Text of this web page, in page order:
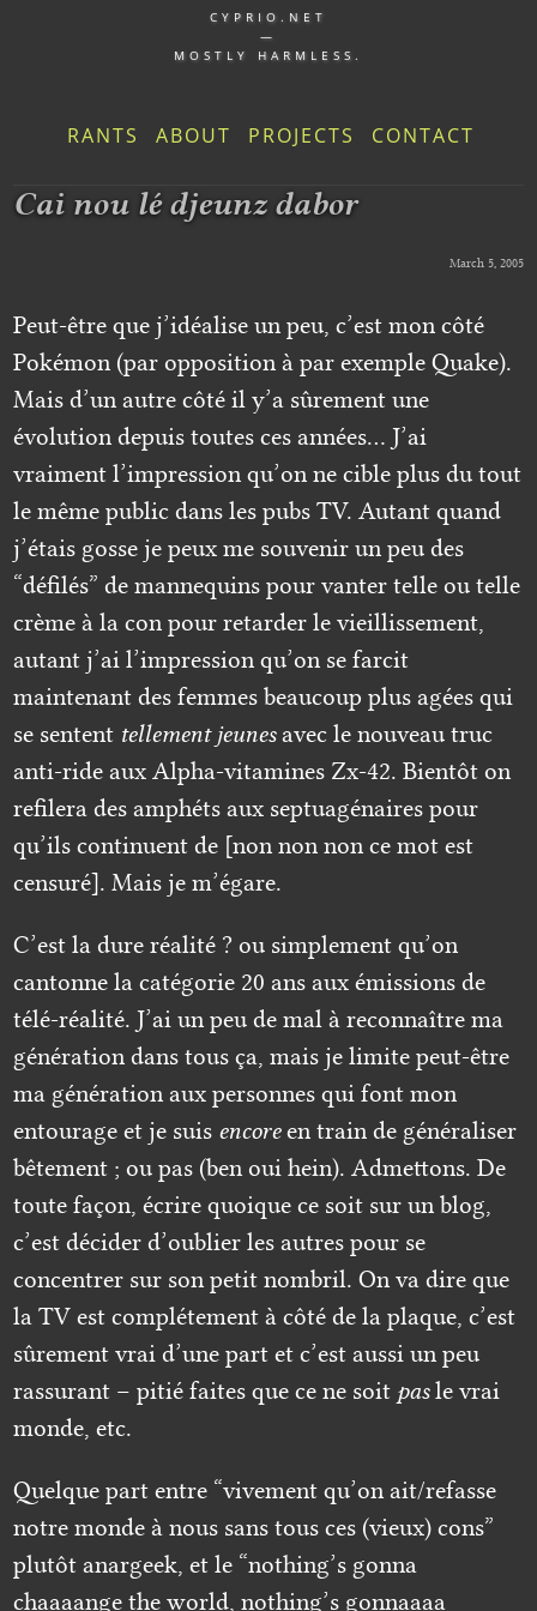
CYPRIO.NET
—
MOSTLY HARMLESS.
RANTS ABOUT PROJECTS CONTACT
Cai nou lé djeunz dabor
March 5, 2005
Peut-être que j’idéalise un peu, c’est mon côté
Pokémon (par opposition à par exemple Quake).
Mais d’un autre côté il y’a sûrement une
évolution depuis toutes ces années… J’ai
vraiment l’impression qu’on ne cible plus du tout
le même public dans les pubs TV. Autant quand
j’étais gosse je peux me souvenir un peu des
“défilés” de mannequins pour vanter telle ou telle
crème à la con pour retarder le vieillissement,
autant j’ai l’impression qu’on se farcit
maintenant des femmes beaucoup plus agées qui
se sentent tellement jeunesavec le nouveau truc
anti-ride aux Alpha-vitamines Zx-42. Bientôt on
refilera des amphéts aux septuagénaires pour
qu’ils continuent de [non non non ce mot est
censuré]. Mais je m’égare.
C’est la dure réalité ? ou simplement qu’on
cantonne la catégorie 20 ans aux émissions de
télé-réalité. J’ai un peu de mal à reconnaître ma
génération dans tous ça, mais je limite peut-être
ma génération aux personnes qui font mon
entourage et je suis encoreen train de généraliser
bêtement ; ou pas (ben oui hein). Admettons. De
toute façon, écrire quoique ce soit sur un blog,
c’est décider d’oublier les autres pour se
concentrer sur son petit nombril. On va dire que
la TV est complétement à côté de la plaque, c’est
sûrement vrai d’une part et c’est aussi un peu
rassurant – pitié faites que ce ne soit pasle vrai
monde, etc.
Quelque part entre “vivement qu’on ait/refasse
notre monde à nous sans tous ces (vieux) cons”
plutôt anargeek, et le “nothing’s gonna
chaaaange the world, nothing’s gonnaaaa